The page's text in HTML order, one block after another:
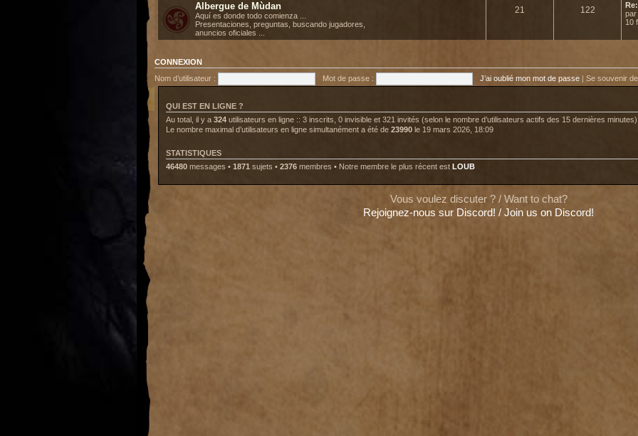
Albergue de Mùdan
Aquí es donde todo comienza ...
Presentaciones, preguntas, buscando jugadores,
anuncios oficiales ...
21 122
par
10
CONNEXION
Nom d’utilisateur :
Mot de passe : J’ai oublié mon mot de passe | Se souvenir
QUI EST EN LIGNE ?
Au total, il y a 324 utilisateurs en ligne :: 3 inscrits, 0 invisible et 321 invités (selon le nombre d’utilisateurs actifs des 15 dernières minutes)
Le nombre maximal d’utilisateurs en ligne simultanément a été de 23990 le 19 mars 2026, 18:09
STATISTIQUES
46480 messages • 1871 sujets • 2376 membres • Notre membre le plus récent est LOUB
Vous voulez discuter ? / Want to chat?
Rejoignez-nous sur Discord! / Join us on Discord!